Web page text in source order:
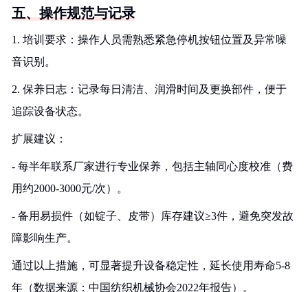
五、操作规范与记录
1. 培训要求：操作人员需熟悉紧急停机按钮位置及异常噪
音识别。
2. 保养日志：记录每日清洁、润滑时间及更换部件，便于
追踪设备状态。
扩展建议：
- 每半年联系厂家进行专业保养，包括主轴同心度校准（费
用约2000-3000元/次）。
- 备用易损件（如锭子、皮带）库存建议≥3件，避免突发故
障影响生产。
通过以上措施，可显著提升设备稳定性，延长使用寿命5-8
年（数据来源：中国纺织机械协会2022年报告）。